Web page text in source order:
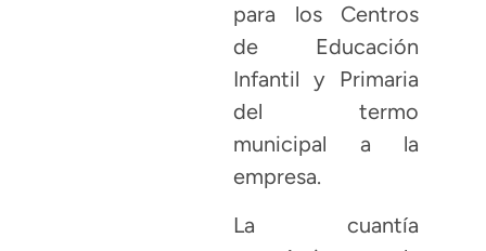
para los Centros
de Educación
Infantil y Primaria
del termo
municipal a la
empresa.
La cuantía